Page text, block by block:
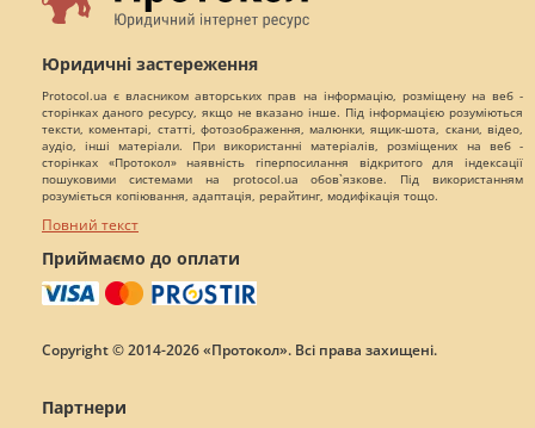
Юридичні застереження
Protocol.ua є власником авторських прав на інформацію, розміщену на веб -
сторінках даного ресурсу, якщо не вказано інше. Під інформацією розуміються
тексти, коментарі, статті, фотозображення, малюнки, ящик-шота, скани, відео,
аудіо, інші матеріали. При використанні матеріалів, розміщених на веб -
сторінках «Протокол» наявність гіперпосилання відкритого для індексації
пошуковими системами на protocol.ua обов`язкове. Під використанням
розуміється копіювання, адаптація, рерайтинг, модифікація тощо.
Повний текст
Приймаємо до оплати
Copyright © 2014-2026 «Протокол». Всі права захищені.
Партнери